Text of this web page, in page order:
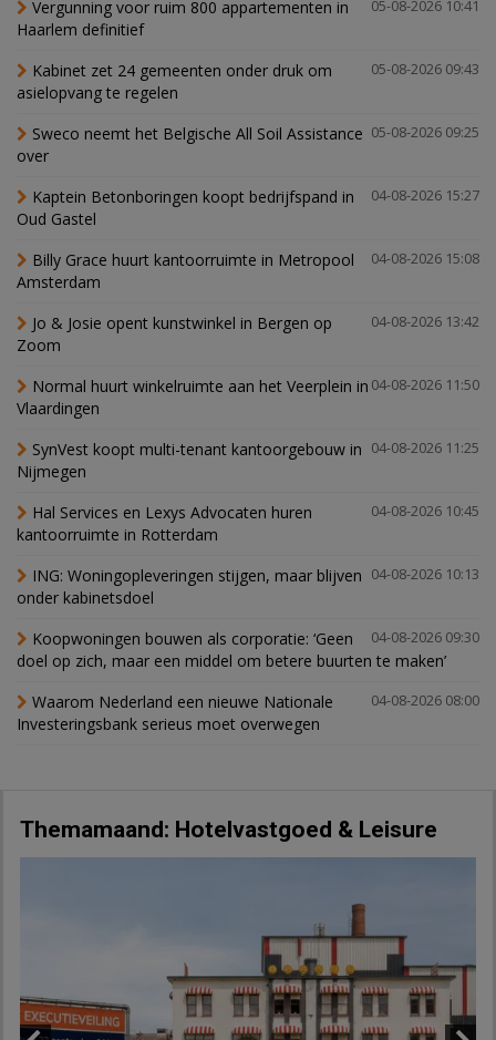
05-08-2026 10:41
Vergunning voor ruim 800 appartementen in
Haarlem definitief
05-08-2026 09:43
Kabinet zet 24 gemeenten onder druk om
asielopvang te regelen
05-08-2026 09:25
Sweco neemt het Belgische All Soil Assistance
over
04-08-2026 15:27
Kaptein Betonboringen koopt bedrijfspand in
Oud Gastel
04-08-2026 15:08
Billy Grace huurt kantoorruimte in Metropool
Amsterdam
04-08-2026 13:42
Jo & Josie opent kunstwinkel in Bergen op
Zoom
04-08-2026 11:50
Normal huurt winkelruimte aan het Veerplein in
Vlaardingen
04-08-2026 11:25
SynVest koopt multi-tenant kantoorgebouw in
Nijmegen
04-08-2026 10:45
Hal Services en Lexys Advocaten huren
kantoorruimte in Rotterdam
04-08-2026 10:13
ING: Woningopleveringen stijgen, maar blijven
onder kabinetsdoel
04-08-2026 09:30
Koopwoningen bouwen als corporatie: ‘Geen
doel op zich, maar een middel om betere buurten te maken’
04-08-2026 08:00
Waarom Nederland een nieuwe Nationale
Investeringsbank serieus moet overwegen
Themamaand: Hotelvastgoed & Leisure